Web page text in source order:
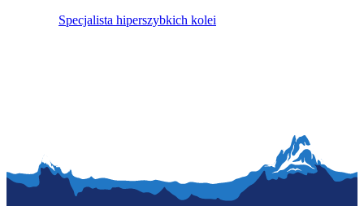
Specjalista hiperszybkich kolei